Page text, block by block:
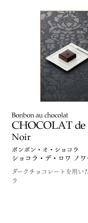
ダークチョコレートを用い
ラ